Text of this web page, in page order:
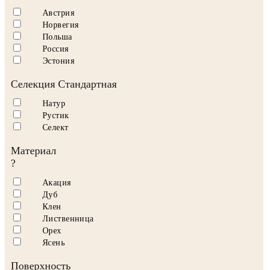
Австрия
Норвегия
Польша
Россия
Эстония
Селекция Стандартная
Натур
Рустик
Селект
Материал
?
Акация
Дуб
Клен
Лиственница
Орех
Ясень
Поверхность